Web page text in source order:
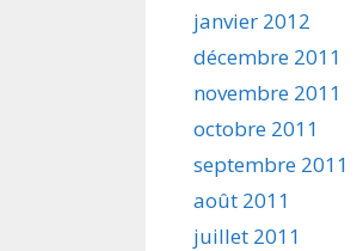
janvier 2012
décembre 2011
novembre 2011
octobre 2011
septembre 2011
août 2011
juillet 2011